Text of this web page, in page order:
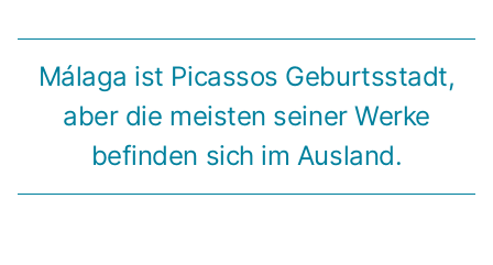
Málaga ist Picassos Geburtsstadt,
aber die meisten seiner Werke
befinden sich im Ausland.